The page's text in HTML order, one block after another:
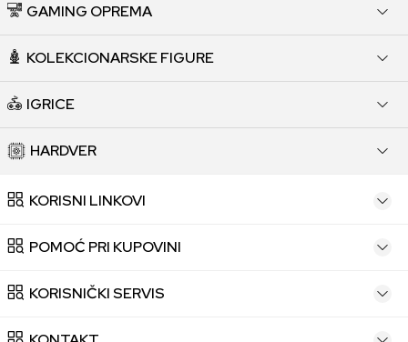
GAMING OPREMA
KOLEKCIONARSKE FIGURE
IGRICE
HARDVER
KORISNI LINKOVI
POMOĆ PRI KUPOVINI
KORISNIČKI SERVIS